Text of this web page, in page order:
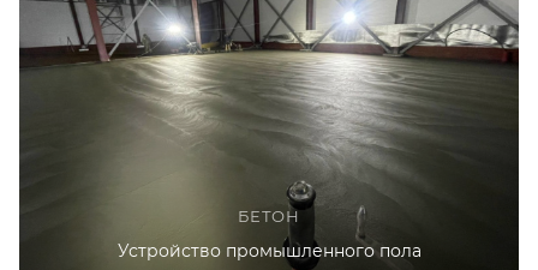
БЕТОН
Устройство промышленного пола